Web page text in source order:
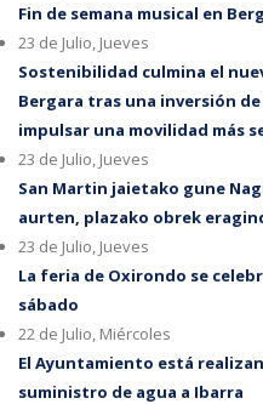
Fin de semana musical en
23 de Julio, Jueves
Sostenibilidad culmina el
Bergara tras una inversión
impulsar una movilidad más
23 de Julio, Jueves
San Martin jaietako gune
aurten, plazako obrek
23 de Julio, Jueves
La feria de Oxirondo se
sábado
22 de Julio, Miércoles
El Ayuntamiento está
suministro de agua a Ibarra